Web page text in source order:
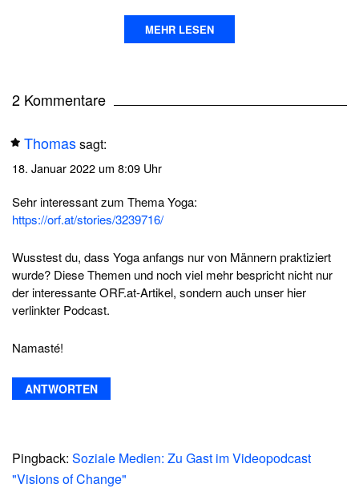
MEHR LESEN
2 Kommentare
Thomassagt:
18. Januar 2022 um 8:09 Uhr
Sehr interessant zum Thema Yoga:
https://orf.at/stories/3239716/
Wusstest du, dass Yoga anfangs nur von Männern praktiziert
wurde? Diese Themen und noch viel mehr bespricht nicht nur
der interessante ORF.at-Artikel, sondern auch unser hier
verlinkter Podcast.
Namasté!
ANTWORTEN
Pingback: Soziale Medien: Zu Gast im Videopodcast
"Visions of Change"